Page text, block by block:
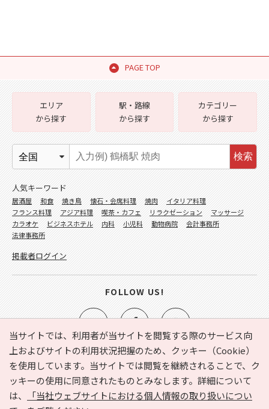
PAGE TOP
当サイトでは、利用者が当サイトを閲覧する際のサービス向
上およびサイトの利用状況把握のため、クッキー（Cookie）
を使用しています。当サイトでは閲覧を継続されることで、ク
ッキーの使用に同意されたものとみなします。詳細について
は、
「当社ウェブサイトにおける個人情報の取り扱いについ
e-NAVITA（イーナビタ）とは？ お気に入り
ヘルプ
利用規約
個人情報の取り扱いについて
運営会社
サイトマップ
広告掲載に関するお問い合わせ
エリア
から探す
駅・路線
から探す
カテゴリー
から探す
検索
人気キーワード
居酒屋 和食 焼き鳥 懐石・会席料理 焼肉
イタリア料理
フランス料理
アジア料理 喫茶・カフェ リラクゼーション
マッサージ
カラオケ
ビジネスホテル 内科 小児科 動物病院
会計事務所
法律事務所
掲載者ログイン
FOLLOW US!